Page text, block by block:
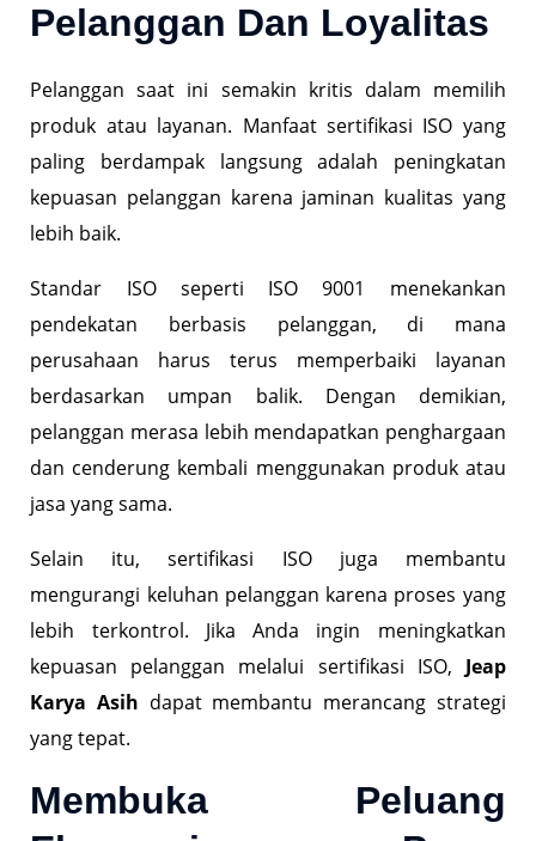
Pelanggan Dan Loyalitas
Pelanggan saat ini semakin kritis dalam memilih
produk atau layanan. Manfaat sertifikasi ISO yang
paling berdampak langsung adalah peningkatan
kepuasan pelanggan karena jaminan kualitas yang
lebih baik.
Standar ISO seperti ISO 9001 menekankan
pendekatan berbasis pelanggan, di mana
perusahaan harus terus memperbaiki layanan
berdasarkan umpan balik. Dengan demikian,
pelanggan merasa lebih mendapatkan penghargaan
dan cenderung kembali menggunakan produk atau
jasa yang sama.
Selain itu, sertifikasi ISO juga membantu
mengurangi keluhan pelanggan karena proses yang
lebih terkontrol. Jika Anda ingin meningkatkan
kepuasan pelanggan melalui sertifikasi ISO, Jeap
Karya Asih dapat membantu merancang strategi
yang tepat.
Membuka Peluang